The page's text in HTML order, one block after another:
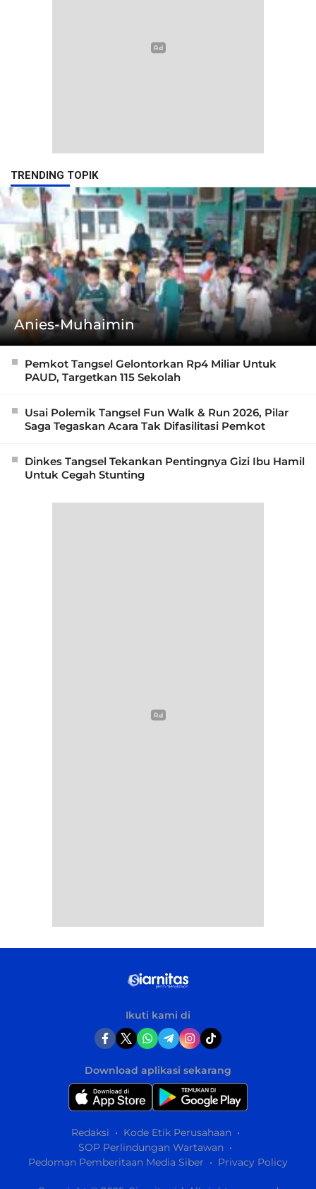
TRENDING TOPIK
Anies-Muhaimin
Pemkot Tangsel Gelontorkan Rp4 Miliar Untuk
PAUD, Targetkan 115 Sekolah
Usai Polemik Tangsel Fun Walk & Run 2026, Pilar
Saga Tegaskan Acara Tak Difasilitasi Pemkot
Dinkes Tangsel Tekankan Pentingnya Gizi Ibu Hamil
Untuk Cegah Stunting
Ikuti kami di
Download aplikasi sekarang
Redaksi
Kode Etik Perusahaan
SOP Perlindungan Wartawan
Pedoman Pemberitaan Media Siber
Privacy Policy